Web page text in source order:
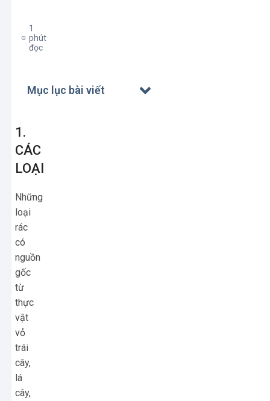
1
phút
đọc
Mục lục bài viết
1.
CÁC
LOẠI
Những
loại
rác
có
nguồn
gốc
từ
thực
vật
vỏ
trái
cây,
lá
cây,